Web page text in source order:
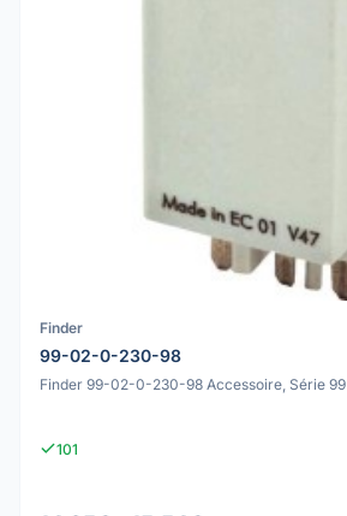
Finder
99-02-0-230-98
Finder 99-02-0-230-98 Accessoire, Série 99
101